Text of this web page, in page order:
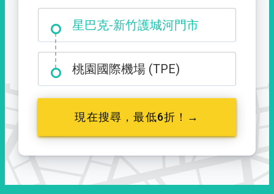
星巴克-新竹護城河門市
大霸尖山登山口
桃園國際機場 (TPE)
現在搜尋，最低6折！→